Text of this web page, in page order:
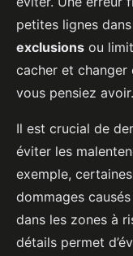
petites lignes
exclusions ou
cacher et changer
vous pensiez avoir.
Il est crucial de
éviter les
exemple,
dommages
dans les zones à
détails permet